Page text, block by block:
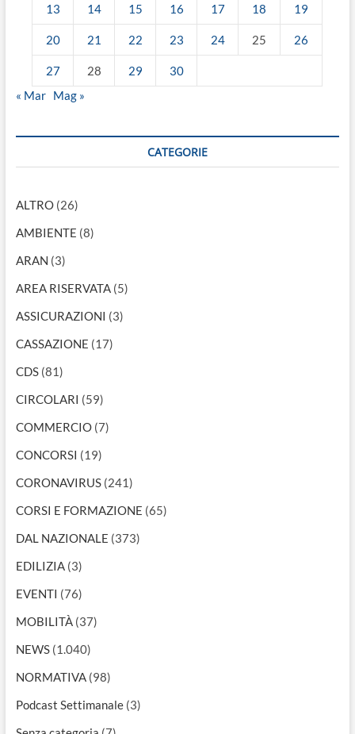
13 14 15 16 17 18 19
20 21 22 23 24 25 26
27 28 29
30
« Mar Mag »
CATEGORIE
ALTRO(26)
AMBIENTE (8)
ARAN (3)
AREA RISERVATA(5)
ASSICURAZIONI (3)
CASSAZIONE (17)
CDS(81)
CIRCOLARI (59)
COMMERCIO(7)
CONCORSI (19)
CORONAVIRUS(241)
CORSI E FORMAZIONE (65)
DAL NAZIONALE (373)
EDILIZIA(3)
EVENTI (76)
MOBILITÀ(37)
NEWS(1.040)
NORMATIVA(98)
Podcast Settimanale(3)